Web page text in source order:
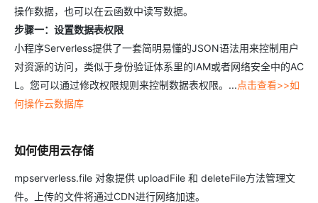
操作数据，也可以在云函数中读写数据。
步骤一：设置数据表权限
小程序Serverless提供了一套简明易懂的JSON语法用来控制用户
对资源的访问，类似于身份验证体系里的IAM或者网络安全中的AC
L。您可以通过修改权限规则来控制数据表权限。...点击查看>>如
何操作云数据库
如何使用云存储
mpserverless.file 对象提供 uploadFile 和 deleteFile方法管理文
件。上传的文件将通过CDN进行网络加速。